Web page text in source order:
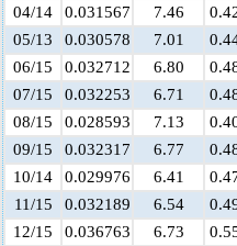
04/14
0.031567 7.46
05/13
0.030578 7.01
06/15
0.032712 6.80
07/15
0.032253 6.71
08/15
0.028593 7.13
09/15
0.032317 6.77
10/14
0.029976 6.41
11/15
0.032189 6.54
12/15
0.036763 6.73